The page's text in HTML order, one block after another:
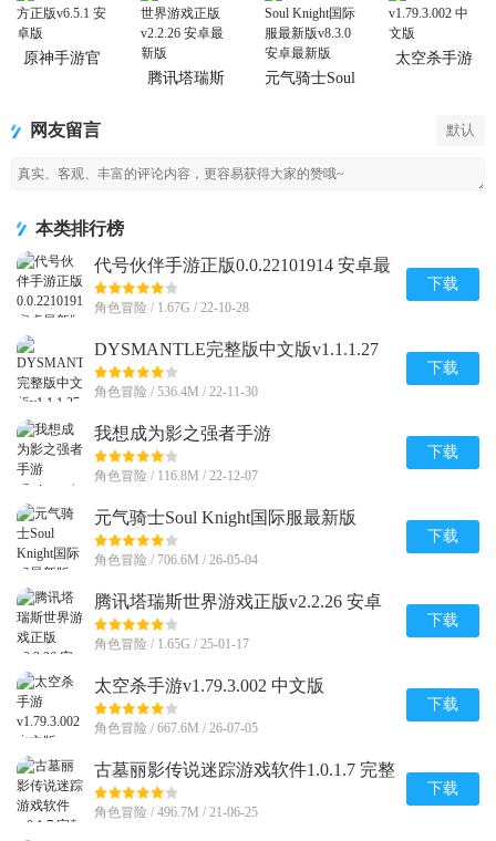
原神手游官
腾讯塔瑞斯
元气骑士Soul
太空杀手游
网友留言 默认
本类排行榜
代号伙伴手游正版0.0.22101914 安卓最
新版
角色冒险 / 1.67G / 22-10-28
下载
DYSMANTLE完整版中文版v1.1.1.27
安卓免付费版
角色冒险 / 536.4M / 22-11-30
下载
我想成为影之强者手游
(Eminence)v1.0.7 安卓最新版
角色冒险 / 116.8M / 22-12-07
下载
元气骑士Soul Knight国际服最新版
v8.3.0 安卓最新版
角色冒险 / 706.6M / 26-05-04
下载
腾讯塔瑞斯世界游戏正版v2.2.26 安卓
最新版
角色冒险 / 1.65G / 25-01-17
下载
太空杀手游v1.79.3.002 中文版
角色冒险 / 667.6M / 26-07-05
下载
古墓丽影传说迷踪游戏软件1.0.1.7 完整
版
角色冒险 / 496.7M / 21-06-25
下载